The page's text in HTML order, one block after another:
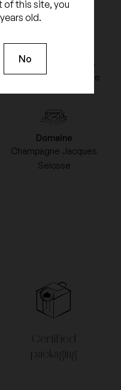
of this site, you
old.
No
Champagne
Type of Agriculture
Biodynamic Agriculture
Domaine
Champagne Jacques
Selosse
Certified
packaging